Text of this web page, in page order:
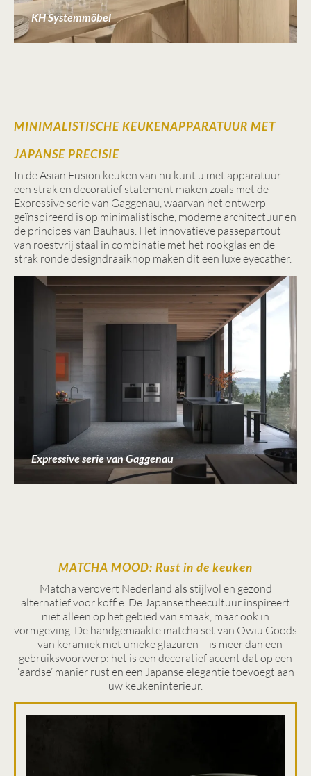
KH Systemmöbel
Expressive serie van Gaggenau
MINIMALISTISCHE KEUKENAPPARATUUR MET
JAPANSE PRECISIE
In de Asian Fusion keuken van nu kunt u met apparatuur
een strak en decoratief statement maken zoals met de
Expressive serie van Gaggenau, waarvan het ontwerp
geïnspireerd is op minimalistische, moderne architectuur en
de principes van Bauhaus. Het innovatieve passepartout
van roestvrij staal in combinatie met het rookglas en de
strak ronde designdraaiknop maken dit een luxe eyecather.
MATCHA MOOD: Rust in de keuken
Matcha verovert Nederland als stijlvol en gezond
alternatief voor koffie. De Japanse theecultuur inspireert
niet alleen op het gebied van smaak, maar ook in
vormgeving. De handgemaakte matcha set van Owiu Goods
– van keramiek met unieke glazuren – is meer dan een
gebruiksvoorwerp: het is een decoratief accent dat op een
‘aardse’ manier rust en een Japanse elegantie toevoegt aan
uw keukeninterieur.